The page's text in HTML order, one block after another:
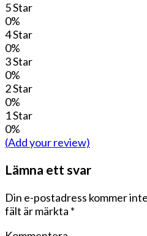
5 Star
0%
4 Star
0%
3 Star
0%
2 Star
0%
1 Star
0%
(Add your review)
Lämna ett svar
Din e-postadress kommer
fält är märkta *